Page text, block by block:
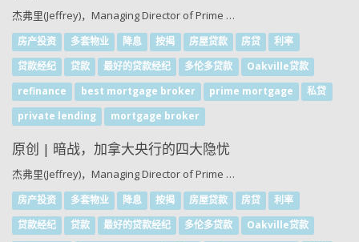
杰弗里(Jeffrey)，Managing Director of Prime …
房产投资 多套物业 降息 按揭 房屋贷款 房贷
利率
贷款经纪
贷款 最好的贷款经纪 多伦多贷款
Oakville贷款
refinance
best mortgage broker prime mortgage
私贷
private lending
mortgage broker
原创 | 暗战，加拿大央行的四大隐忧
杰弗里(Jeffrey)，Managing Director of Prime …
房产投资 多套物业 降息 按揭 房屋贷款 房贷
利率
贷款经纪
贷款 最好的贷款经纪 多伦多贷款
Oakville贷款